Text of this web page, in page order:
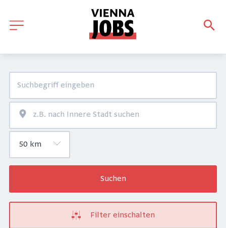
Suchen
Filter einschalten